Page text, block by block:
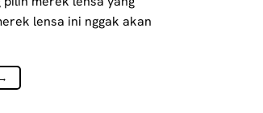
lensa ini nggak akan
→